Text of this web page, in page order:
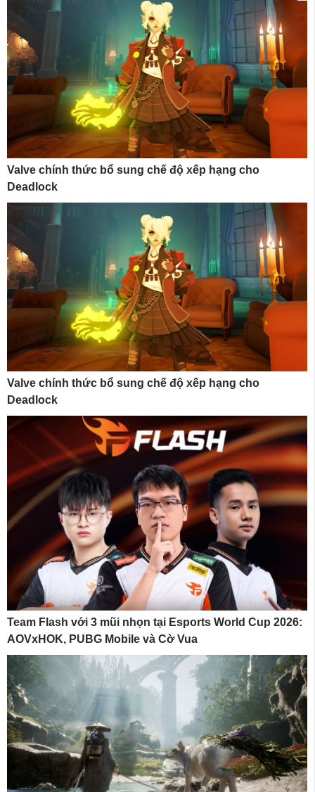
Valve chính thức bổ sung chế độ xếp hạng cho
Deadlock
Valve chính thức bổ sung chế độ xếp hạng cho
Deadlock
Team Flash với 3 mũi nhọn tại Esports World Cup 2026:
AOVxHOK, PUBG Mobile và Cờ Vua